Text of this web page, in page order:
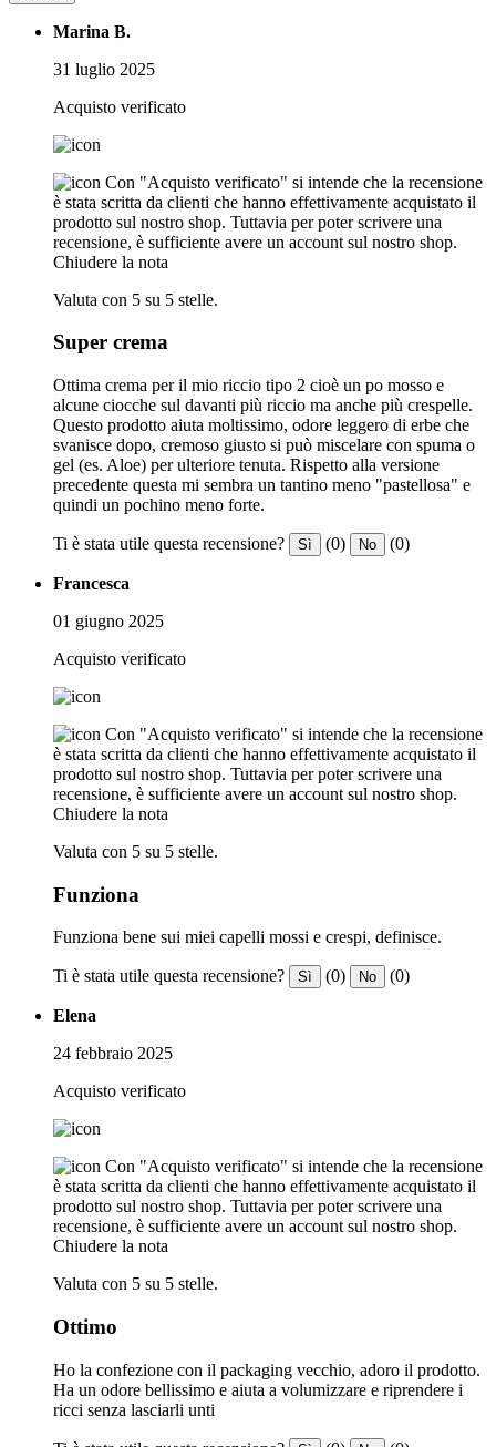
Marina B.
31 luglio 2025
Acquisto verificato
Con "Acquisto verificato" si intende che la recensione
è stata scritta da clienti che hanno effettivamente acquistato il
prodotto sul nostro shop. Tuttavia per poter scrivere una
recensione, è sufficiente avere un account sul nostro shop.
Chiudere la nota
Valuta con 5 su 5 stelle.
Super crema
Ottima crema per il mio riccio tipo 2 cioè un po mosso e
alcune ciocche sul davanti più riccio ma anche più crespelle.
Questo prodotto aiuta moltissimo, odore leggero di erbe che
svanisce dopo, cremoso giusto si può miscelare con spuma o
gel (es. Aloe) per ulteriore tenuta. Rispetto alla versione
precedente questa mi sembra un tantino meno "pastellosa" e
quindi un pochino meno forte.
Ti è stata utile questa recensione? Sì (0) No (0)
Francesca
01 giugno 2025
Acquisto verificato
Con "Acquisto verificato" si intende che la recensione
è stata scritta da clienti che hanno effettivamente acquistato il
prodotto sul nostro shop. Tuttavia per poter scrivere una
recensione, è sufficiente avere un account sul nostro shop.
Chiudere la nota
Valuta con 5 su 5 stelle.
Funziona
Funziona bene sui miei capelli mossi e crespi, definisce.
Ti è stata utile questa recensione? Sì (0) No (0)
Elena
24 febbraio 2025
Acquisto verificato
Con "Acquisto verificato" si intende che la recensione
è stata scritta da clienti che hanno effettivamente acquistato il
prodotto sul nostro shop. Tuttavia per poter scrivere una
recensione, è sufficiente avere un account sul nostro shop.
Chiudere la nota
Valuta con 5 su 5 stelle.
Ottimo
Ho la confezione con il packaging vecchio, adoro il prodotto.
Ha un odore bellissimo e aiuta a volumizzare e riprendere i
ricci senza lasciarli unti